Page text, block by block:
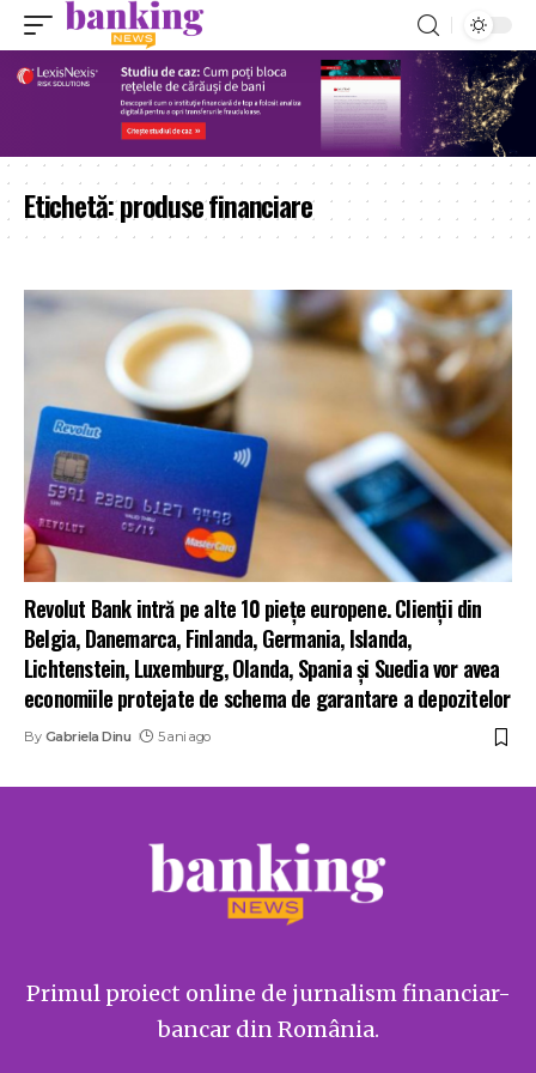
Etichetă:produse financiare
Revolut Bank intră pe alte 10 piețe europene. Clienții din
Belgia, Danemarca, Finlanda, Germania, Islanda,
Lichtenstein, Luxemburg, Olanda, Spania și Suedia vor avea
economiile protejate de schema de garantare a depozitelor
By Gabriela Dinu 5 ani ago
Primul proiect online de jurnalism financiar-
bancar din România.